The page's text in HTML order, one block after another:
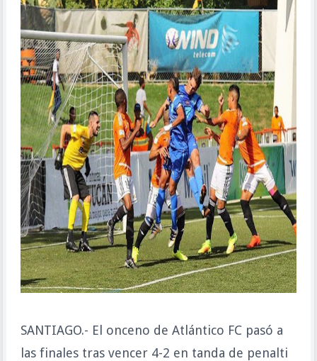
SANTIAGO.- El onceno de Atlántico FC pasó a
las finales tras vencer 4-2 en tanda de penalti